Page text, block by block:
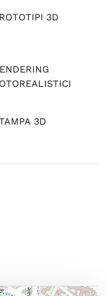
3D
3D